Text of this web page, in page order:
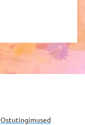
Ostutingimused